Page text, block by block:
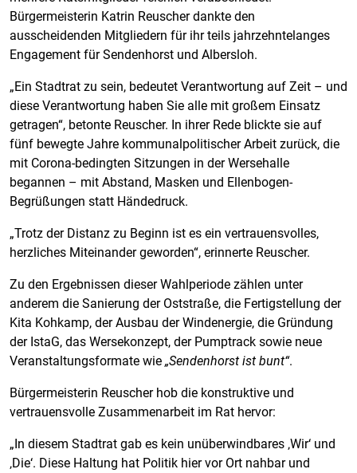
Bürgermeisterin Katrin Reuscher dankte den
ausscheidenden Mitgliedern für ihr teils jahrzehntelanges
Engagement für Sendenhorst und Albersloh.
„Ein Stadtrat zu sein, bedeutet Verantwortung auf Zeit – und
diese Verantwortung haben Sie alle mit großem Einsatz
getragen“, betonte Reuscher. In ihrer Rede blickte sie auf
fünf bewegte Jahre kommunalpolitischer Arbeit zurück, die
mit Corona-bedingten Sitzungen in der Wersehalle
begannen – mit Abstand, Masken und Ellenbogen-
Begrüßungen statt Händedruck.
„Trotz der Distanz zu Beginn ist es ein vertrauensvolles,
herzliches Miteinander geworden“, erinnerte Reuscher.
Zu den Ergebnissen dieser Wahlperiode zählen unter
anderem die Sanierung der Oststraße, die Fertigstellung der
Kita Kohkamp, der Ausbau der Windenergie, die Gründung
der IstaG, das Wersekonzept, der Pumptrack sowie neue
Veranstaltungsformate wie „Sendenhorst ist bunt“.
Bürgermeisterin Reuscher hob die konstruktive und
vertrauensvolle Zusammenarbeit im Rat hervor:
„In diesem Stadtrat gab es kein unüberwindbares ‚Wir‘ und
‚Die‘. Diese Haltung hat Politik hier vor Ort nahbar und